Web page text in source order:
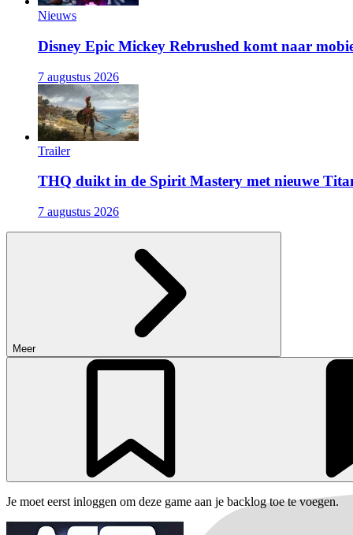
Nieuws
Disney Epic Mickey Rebrushed komt naar
7 augustus 2026
Trailer
THQ duikt in de Spirit Mastery met nieuwe
7 augustus 2026
Meer
Je moet eerst inloggen om deze game aan je backlog toe te voegen.